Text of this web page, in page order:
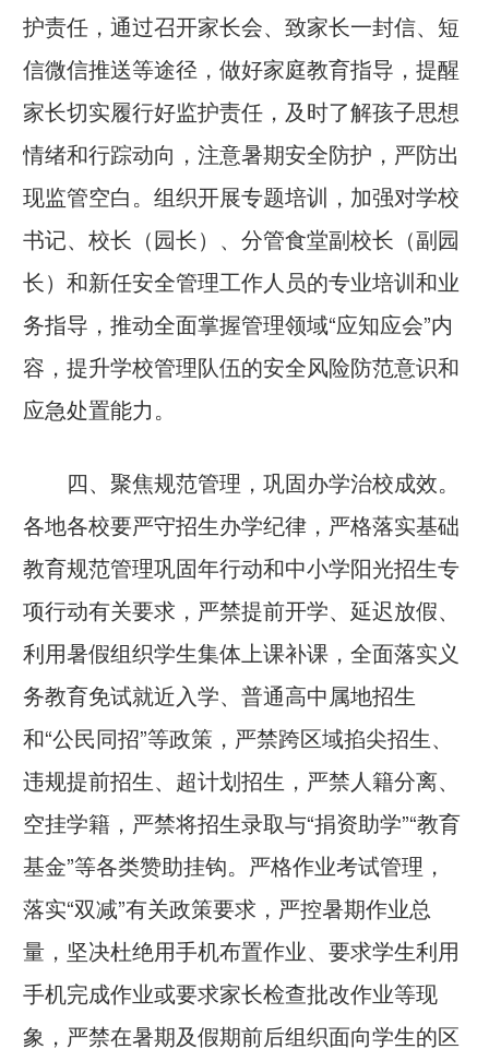
护责任，通过召开家长会、致家长一封信、短
信微信推送等途径，做好家庭教育指导，提醒
家长切实履行好监护责任，及时了解孩子思想
情绪和行踪动向，注意暑期安全防护，严防出
现监管空白。组织开展专题培训，加强对学校
书记、校长（园长）、分管食堂副校长（副园
长）和新任安全管理工作人员的专业培训和业
务指导，推动全面掌握管理领域“应知应会”内
容，提升学校管理队伍的安全风险防范意识和
应急处置能力。
四、聚焦规范管理，巩固办学治校成效。
各地各校要严守招生办学纪律，严格落实基础
教育规范管理巩固年行动和中小学阳光招生专
项行动有关要求，严禁提前开学、延迟放假、
利用暑假组织学生集体上课补课，全面落实义
务教育免试就近入学、普通高中属地招生
和“公民同招”等政策，严禁跨区域掐尖招生、
违规提前招生、超计划招生，严禁人籍分离、
空挂学籍，严禁将招生录取与“捐资助学”“教育
基金”等各类赞助挂钩。严格作业考试管理，
落实“双减”有关政策要求，严控暑期作业总
量，坚决杜绝用手机布置作业、要求学生利用
手机完成作业或要求家长检查批改作业等现
象，严禁在暑期及假期前后组织面向学生的区